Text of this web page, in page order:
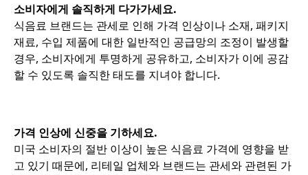
소비자에게 솔직하게 다가가세요.
식음료 브랜드는 관세로 인해 가격 인상이나 소재, 패키지
재료, 수입 제품에 대한 일반적인 공급망의 조정이 발생할
경우, 소비자에게 투명하게 공유하고, 소비자가 이에 공감
할 수 있도록 솔직한 태도를 지녀야 합니다.
가격 인상에 신중을 기하세요.
미국 소비자의 절반 이상이 높은 식음료 가격에 영향을 받
고 있기 때문에, 리테일 업체와 브랜드는 관세와 관련된 가